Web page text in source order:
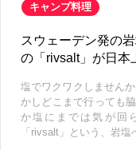
キャンプ料理
スウェーデン発の
の「rivsalt」が日本
塩でワクワクしません
かしどこまで行っても
か塩にまでは気が回
「rivsalt」という、岩